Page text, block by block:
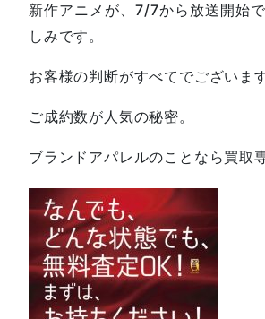
新作アニメが、7/7から放送開始
しみです。
お客様の判断がすべてでございます
ご成約数が人気の秘密。
ブランドアパレルのことなら買取